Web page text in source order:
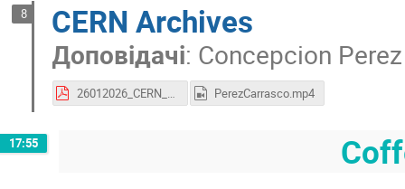
8 CERN Archives
Доповідачі: Concepcion
26012026_CERN_Archives.pdf PerezCarrasco.mp4
17:55